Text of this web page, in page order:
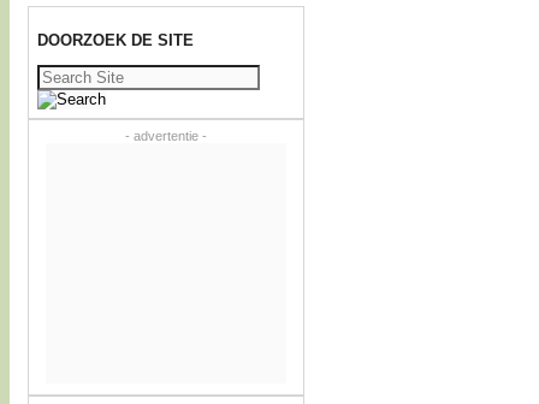
DOORZOEK DE SITE
Zoeken
naar:
- advertentie -